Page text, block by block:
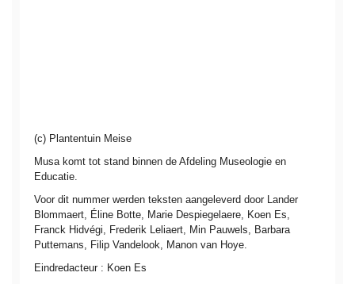
(c) Plantentuin Meise
Musa komt tot stand binnen de Afdeling Museologie en
Educatie.
Voor dit nummer werden teksten aangeleverd door Lander
Blommaert, Éline Botte, Marie Despiegelaere, Koen Es,
Franck Hidvégi, Frederik Leliaert, Min Pauwels, Barbara
Puttemans, Filip Vandelook, Manon van Hoye.
Eindredacteur : Koen Es